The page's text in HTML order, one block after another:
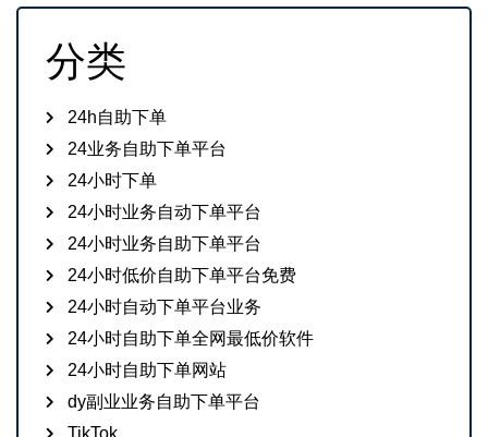
分类
24h自助下单
24业务自助下单平台
24小时下单
24小时业务自动下单平台
24小时业务自助下单平台
24小时低价自助下单平台免费
24小时自动下单平台业务
24小时自助下单全网最低价软件
24小时自助下单网站
dy副业业务自助下单平台
TikTok